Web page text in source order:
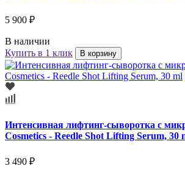
5 900 ₽
В наличии
Купить в 1 клик
В корзину
Интенсивная лифтинг-сыворотка с
Cosmetics - Reedle Shot Lifting Serum, 30
3 490 ₽